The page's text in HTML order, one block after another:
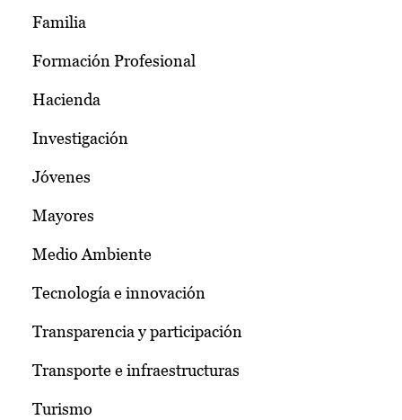
Familia
Formación Profesional
Hacienda
Investigación
Jóvenes
Mayores
Medio Ambiente
Tecnología e innovación
Transparencia y participación
Transporte e infraestructuras
Turismo